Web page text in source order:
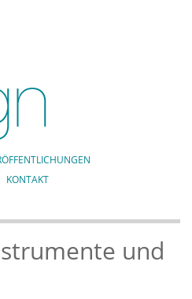
KONTAKT
und